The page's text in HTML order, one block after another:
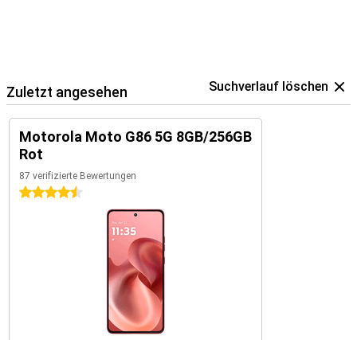
Zuletzt angesehen Suchverlauf löschen
Motorola Moto G86 5G 8GB/256GB
Rot
87 verifizierte Bewertungen
4.5 Sterne